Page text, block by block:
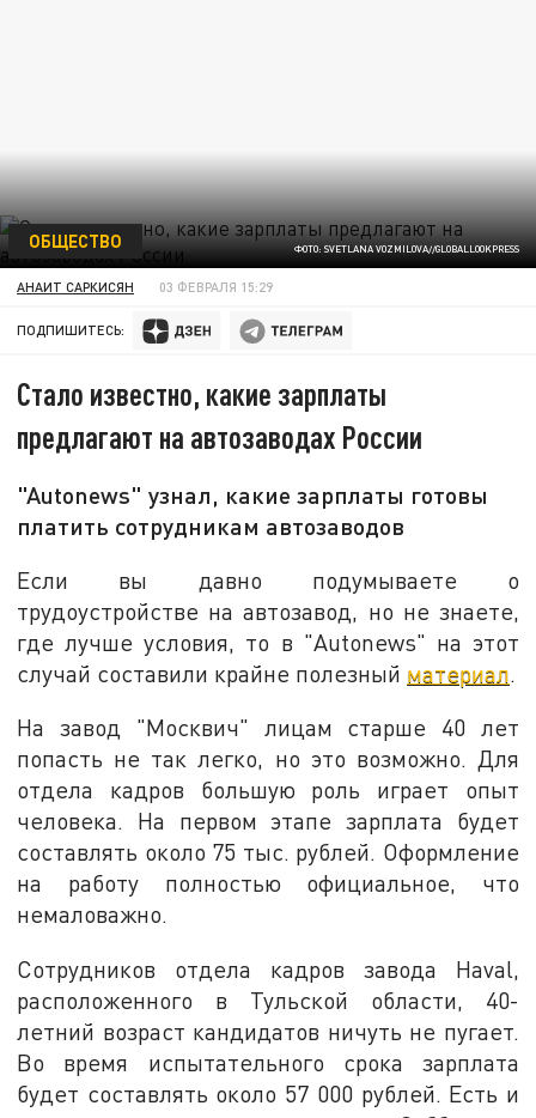
ФОТО: SVETLANA VOZMILOVA//GLOBALLOOKPRESS
ОБЩЕСТВО
АНАИТ САРКИСЯН 03 ФЕВРАЛЯ 15:29
ПОДПИШИТЕСЬ:
Стало известно, какие зарплаты
предлагают на автозаводах России
"Autonews" узнал, какие зарплаты готовы
платить сотрудникам автозаводов
Если вы давно подумываете о
трудоустройстве на автозавод, но не знаете,
где лучше условия, то в "Autonews" на этот
случай составили крайне полезный материал.
На завод "Москвич" лицам старше 40 лет
попасть не так легко, но это возможно. Для
отдела кадров большую роль играет опыт
человека. На первом этапе зарплата будет
составлять около 75 тыс. рублей. Оформление
на работу полностью официальное, что
немаловажно.
Сотрудников отдела кадров завода Haval,
расположенного в Тульской области, 40-
летний возраст кандидатов ничуть не пугает.
Во время испытательного срока зарплата
будет составлять около 57 000 рублей. Есть и